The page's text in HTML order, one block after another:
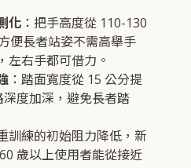
化 ：把手高度從 110-130
便長者站姿不需高舉手
左右手都可借力。
：踏面寬度從 15 公分提
度加深，避免長者踏
訓練的初始阻力降低，新
歲以上使用者能從接近